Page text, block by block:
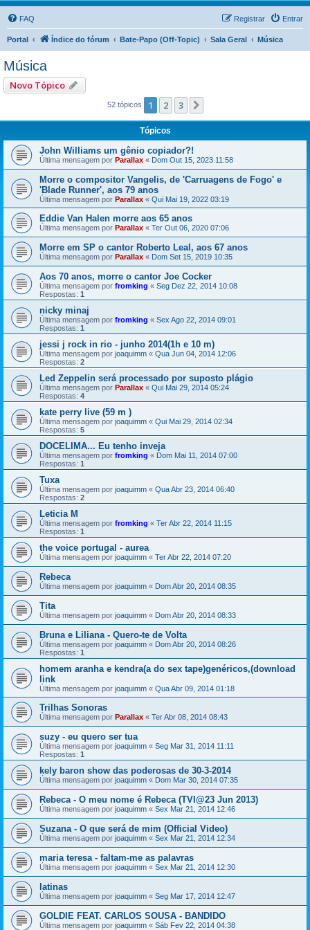
FAQ Entrar
Registrar
Portal Índice do fórum Bate-Papo (Off-Topic) Sala Geral Música
Música
Novo Tópico
52 tópicos 1 2 3
Tópicos
John Williams um gênio copiador?!
Última mensagem por Parallax « Dom Out 15, 2023 11:58
Morre o compositor Vangelis, de 'Carruagens de Fogo' e
'Blade Runner', aos 79 anos
Última mensagem por Parallax « Qui Mai 19, 2022 03:19
Eddie Van Halen morre aos 65 anos
Última mensagem por Parallax « Ter Out 06, 2020 07:06
Morre em SP o cantor Roberto Leal, aos 67 anos
Última mensagem por Parallax « Dom Set 15, 2019 10:35
Aos 70 anos, morre o cantor Joe Cocker
Última mensagem por fromking « Seg Dez 22, 2014 10:08
Respostas: 1
nicky minaj
Última mensagem por fromking « Sex Ago 22, 2014 09:01
Respostas: 1
jessi j rock in rio - junho 2014(1h e 10 m)
Última mensagem por joaquimm « Qua Jun 04, 2014 12:06
Respostas: 2
Led Zeppelin será processado por suposto plágio
Última mensagem por Parallax « Qui Mai 29, 2014 05:24
Respostas: 4
kate perry live (59 m )
Última mensagem por joaquimm « Qui Mai 29, 2014 02:34
Respostas: 5
DOCELIMA... Eu tenho inveja
Última mensagem por fromking « Dom Mai 11, 2014 07:00
Respostas: 1
Tuxa
Última mensagem por joaquimm « Qua Abr 23, 2014 06:40
Respostas: 2
Leticia M
Última mensagem por fromking « Ter Abr 22, 2014 11:15
Respostas: 1
the voice portugal - aurea
Última mensagem por joaquimm « Ter Abr 22, 2014 07:20
Rebeca
Última mensagem por joaquimm « Dom Abr 20, 2014 08:35
Tita
Última mensagem por joaquimm « Dom Abr 20, 2014 08:33
Bruna e Liliana - Quero-te de Volta
Última mensagem por joaquimm « Dom Abr 20, 2014 08:26
Respostas: 1
homem aranha e kendra(a do sex tape)genéricos,(download
link
Última mensagem por joaquimm « Qua Abr 09, 2014 01:18
Trilhas Sonoras
Última mensagem por Parallax « Ter Abr 08, 2014 08:43
suzy - eu quero ser tua
Última mensagem por joaquimm « Seg Mar 31, 2014 11:11
Respostas: 1
kely baron show das poderosas de 30-3-2014
Última mensagem por joaquimm « Dom Mar 30, 2014 07:35
Rebeca - O meu nome é Rebeca (TVI@23 Jun 2013)
Última mensagem por joaquimm « Sex Mar 21, 2014 12:46
Suzana - O que será de mim (Official Video)
Última mensagem por joaquimm « Sex Mar 21, 2014 12:34
maria teresa - faltam-me as palavras
Última mensagem por joaquimm « Sex Mar 21, 2014 12:30
latinas
Última mensagem por joaquimm « Seg Mar 17, 2014 12:47
GOLDIE FEAT. CARLOS SOUSA - BANDIDO
Última mensagem por joaquimm « Sáb Fev 22, 2014 04:38